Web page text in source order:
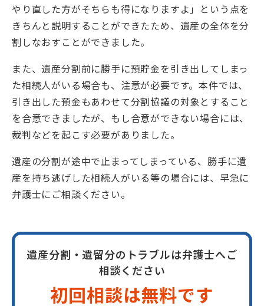
やり直した方がそちらも得になりますよ」という点を
きちんと説明することができたため、遺産の全体を分
割しなおすことができました。
また、遺産分割前に勝手に預貯金を引き出してしまっ
た相続人がいる場合も、注意が必要です。本件では、
引き出した預金もあわせて分割協議の対象とすること
を合意できましたが、もし合意ができない場合には、
裁判などを起こす必要がありました。
遺産の分割が途中で止まってしまっている、勝手に遺
産を持ち逃げした相続人がいる等の場合には、早急に
弁護士にご相談ください。
遺産分割・遺留分のトラブルは弁護士へご
相談ください
初回相談は無料です